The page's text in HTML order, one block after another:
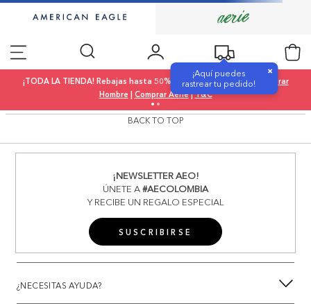
¡Aquí puedes
rastrear tu pedido!
×
¡TODA LA TIENDA! Rebajas hasta 50% OFF |Comprar Mujer|
Comprar
Hombre | Comprar Aerie|T&C
BACK TO TOP
¡NEWSLETTER AEO!
ÚNETE A#AECOLOMBIA
Y RECIBE UN REGALO ESPECIAL
SUSCRIBIRSE
¿NECESITAS AYUDA?